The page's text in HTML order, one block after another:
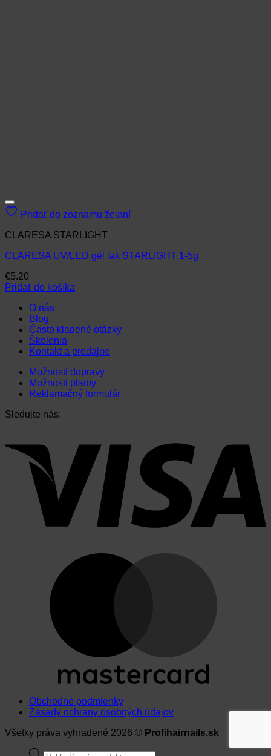
Pridať do zoznamu želaní
CLARESA STARLIGHT
CLARESA UV/LED gél lak STARLIGHT 1-5g
€5.20
Pridať do košíka
O nás
Blog
Často kladené otázky
Školenia
Kontakt a predajne
Možnosti dopravy
Možnosti platby
Reklamačný formulár
Sledujte nás:
Obchodné podmienky
Zásady ochrany osobných údajov
Všetky práva vyhradené 2026 © Profihairnails.sk
Products